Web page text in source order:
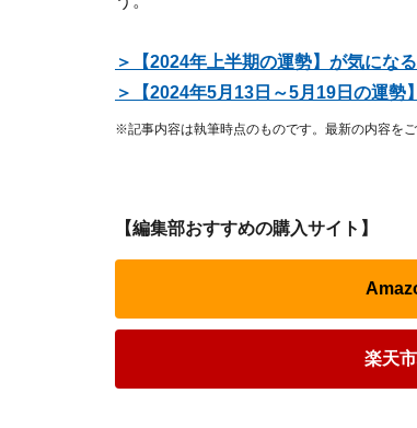
＞【2024年上半期の運勢】が気にな
＞【2024年5月13日～5月19日の運勢
※記事内容は執筆時点のものです。最新の内容をご
【編集部おすすめの購入サイト】
楽天